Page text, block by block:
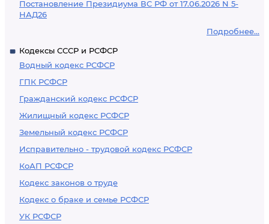
Постановление Президиума ВС РФ от 17.06.2026 N 5-
НАД26
Подробнее...
Кодексы СССР и РСФСР
Водный кодекс РСФСР
ГПК РСФСР
Гражданский кодекс РСФСР
Жилищный кодекс РСФСР
Земельный кодекс РСФСР
Исправительно - трудовой кодекс РСФСР
КоАП РСФСР
Кодекс законов о труде
Кодекс о браке и семье РСФСР
УК РСФСР